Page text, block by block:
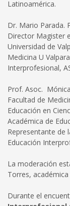
Latinoamérica.
Dr. Mario Parada.
Director Magister
Universidad de
Medicina U
Interprofesional,
Prof. Asoc.
Facultad de
Educación en
Académica de
Representante de
Educación
La moderación
Torres, académica
Durante el